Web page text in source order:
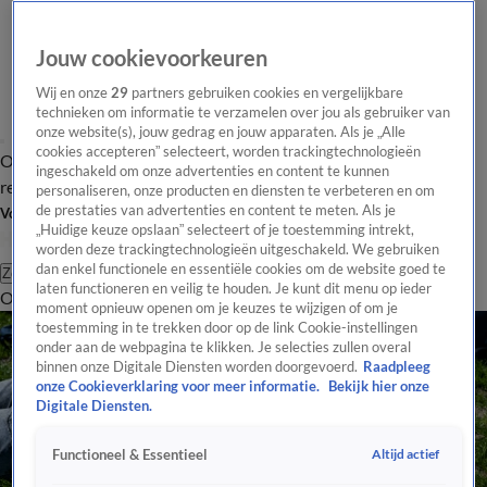
Overzicht Laatste nieuws Regionieuws Het beste van Hart
Tip de
redactie
Volg Hart van Nederland
Zoeken
OverzichtRegioUitzendingenWeerTip de redactiePanelVideo's
Jouw cookievoorkeuren
Wij en onze29 partners gebruiken cookies en vergelijkbare
technieken om informatie te verzamelen over jou als gebruiker van
onze website(s), jouw gedrag en jouw apparaten. Als je „Alle
cookies accepteren” selecteert, worden trackingtechnologieën
ingeschakeld om onze advertenties en content te kunnen
personaliseren, onze producten en diensten te verbeteren en om
de prestaties van advertenties en content te meten. Als je
„Huidige keuze opslaan” selecteert of je toestemming intrekt,
worden deze trackingtechnologieën uitgeschakeld. We gebruiken
dan enkel functionele en essentiële cookies om de website goed te
laten functioneren en veilig te houden. Je kunt dit menu op ieder
moment opnieuw openen om je keuzes te wijzigen of om je
toestemming in te trekken door op de link Cookie-instellingen
onder aan de webpagina te klikken. Je selecties zullen overal
binnen onze Digitale Diensten worden doorgevoerd. Raadpleeg
onze Cookieverklaring voor meer informatie.
Bekijk hier onze
Digitale Diensten.
Functioneel & Essentieel Altijd actief